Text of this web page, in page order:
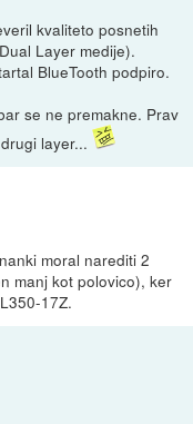
kvaliteto posnetih
Layer medije).
BlueTooth podpiro.
se ne premakne. Prav
layer...
moral narediti 2
manj kot polovico), ker
17Z.